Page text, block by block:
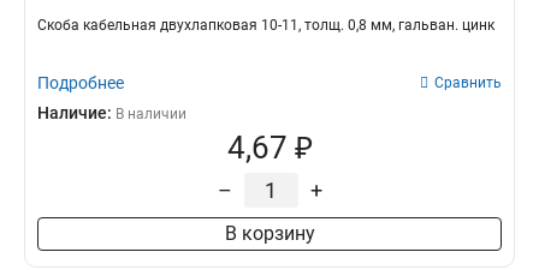
Скоба кабельная двухлапковая 10-11, толщ. 0,8 мм, гальван. цинк
Подробнее Сравнить
Наличие: В наличии
4,67 ₽
– +
В корзину